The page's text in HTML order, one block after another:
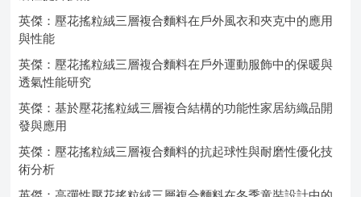
英傑：壓花搖粒絨三層複合麵料在戶外風衣和夾克中的應用
與性能
英傑：壓花搖粒絨三層複合麵料在戶外運動服飾中的保暖與
透氣性能研究
英傑：基於壓花搖粒絨三層複合結構的功能性家居紡織品開
發與應用
英傑：壓花搖粒絨三層複合麵料的抗起球性與耐磨性優化技
術分析